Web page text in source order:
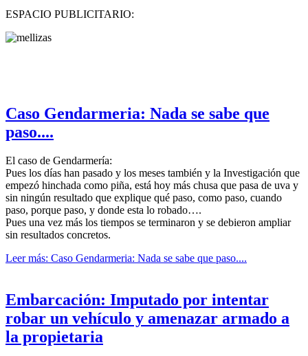
ESPACIO PUBLICITARIO:
Caso Gendarmeria: Nada se sabe que
paso....
El caso de Gendarmería:
Pues los días han pasado y los meses también y la Investigación que
empezó hinchada como piña, está hoy más chusa que pasa de uva y
sin ningún resultado que explique qué paso, como paso, cuando
paso, porque paso, y donde esta lo robado….
Pues una vez más los tiempos se terminaron y se debieron ampliar
sin resultados concretos.
Leer más: Caso Gendarmeria: Nada se sabe que paso....
Embarcación: Imputado por intentar
robar un vehículo y amenazar armado a
la propietaria